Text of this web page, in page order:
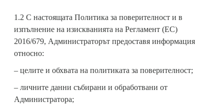
1.2 С настоящата Политика за поверителност и в
изпълнение на изискванията на Регламент (ЕС)
2016/679, Администраторът предоставя информация
относно:
– целите и обхвата на политиката за поверителност;
– личните данни събирани и обработвани от
Администратора;